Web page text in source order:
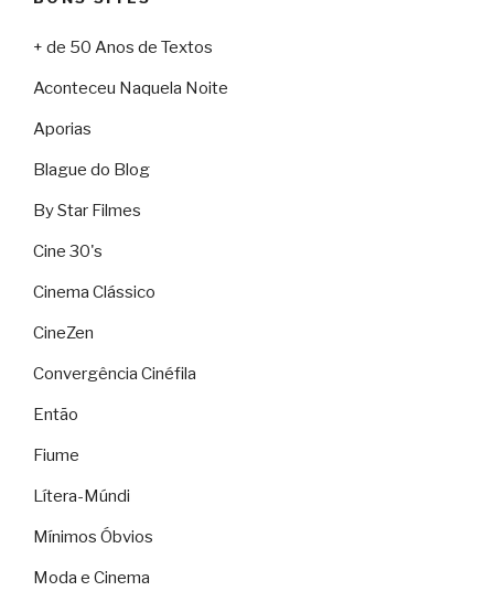
+ de 50 Anos de Textos
Aconteceu Naquela Noite
Aporias
Blague do Blog
By Star Filmes
Cine 30's
Cinema Clássico
CineZen
Convergência Cinéfila
Então
Fiume
Lítera-Múndi
Mínimos Óbvios
Moda e Cinema